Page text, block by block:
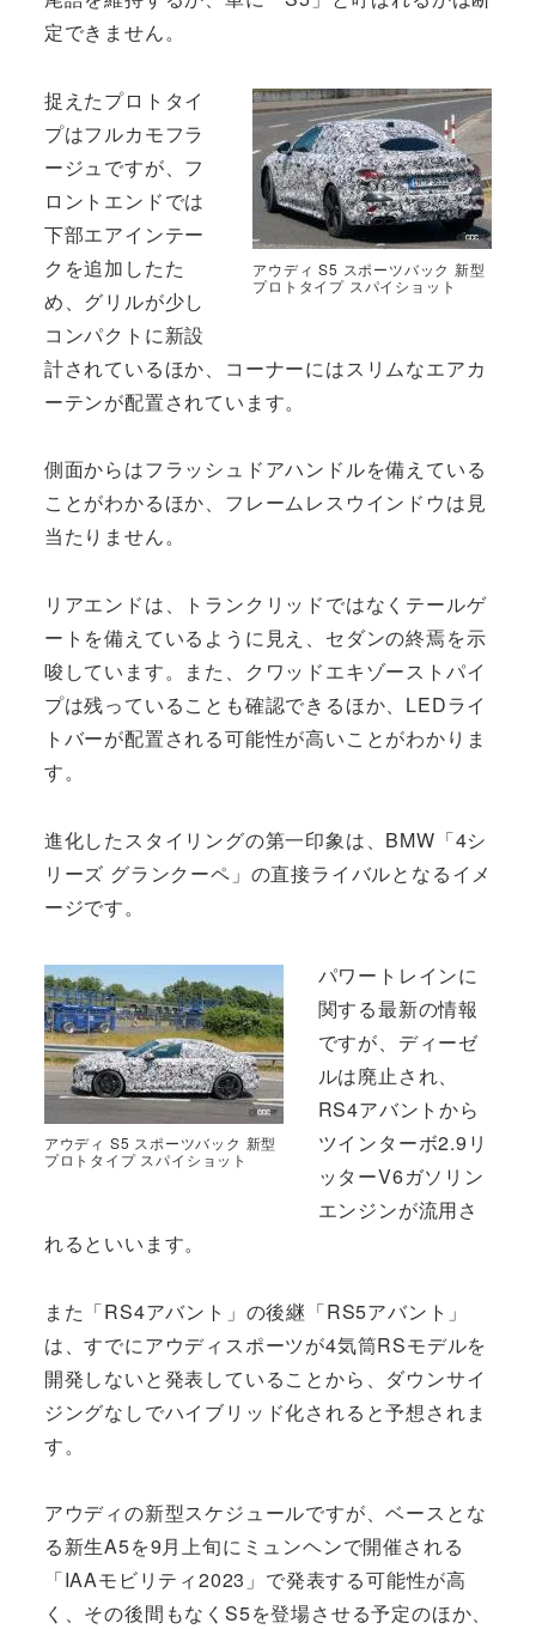
定できません。
アウディ S5 スポーツバック 新型
プロトタイプ スパイショット
捉えたプロトタイ
プはフルカモフラ
ージュですが、フ
ロントエンドでは
下部エアインテー
クを追加したた
め、グリルが少し
コンパクトに新設
計されているほか、コーナーにはスリムなエアカ
ーテンが配置されています。
側面からはフラッシュドアハンドルを備えている
ことがわかるほか、フレームレスウインドウは見
当たりません。
リアエンドは、トランクリッドではなくテールゲ
ートを備えているように見え、セダンの終焉を示
唆しています。また、クワッドエキゾーストパイ
プは残っていることも確認できるほか、LEDライ
トバーが配置される可能性が高いことがわかりま
す。
進化したスタイリングの第一印象は、BMW「4シ
リーズ グランクーペ」の直接ライバルとなるイメ
ージです。
アウディ S5 スポーツバック 新型
プロトタイプ スパイショット
パワートレインに
関する最新の情報
ですが、ディーゼ
ルは廃止され、
RS4アバントから
ツインターボ2.9リ
ッターV6ガソリン
エンジンが流用さ
れるといいます。
また「RS4アバント」の後継「RS5アバント」
は、すでにアウディスポーツが4気筒RSモデルを
開発しないと発表していることから、ダウンサイ
ジングなしでハイブリッド化されると予想されま
す。
アウディの新型スケジュールですが、ベースとな
る新生A5を9月上旬にミュンヘンで開催される
「IAAモビリティ2023」で発表する可能性が高
く、その後間もなくS5を登場させる予定のほか、